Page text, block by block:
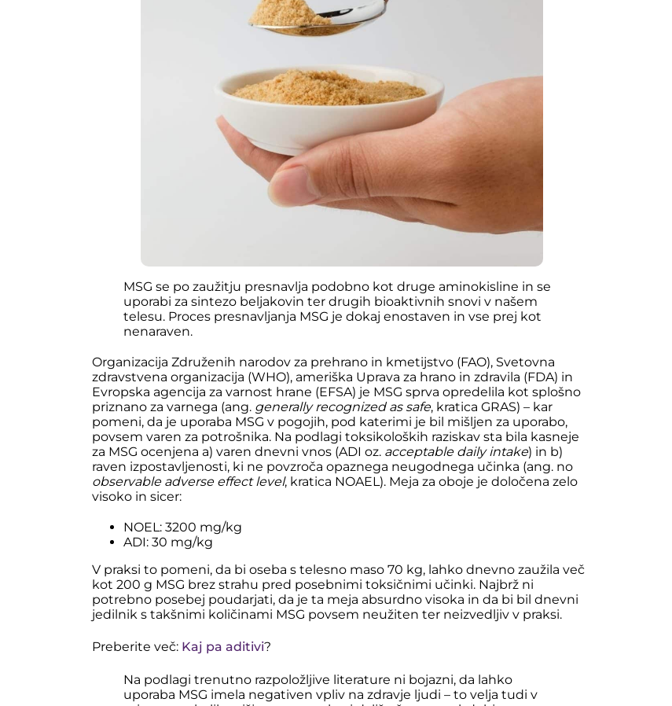
MSG se po zaužitju presnavlja podobno kot druge aminokisline in se
uporabi za sintezo beljakovin ter drugih bioaktivnih snovi v našem
telesu. Proces presnavljanja MSG je dokaj enostaven in vse prej kot
nenaraven.
Organizacija Združenih narodov za prehrano in kmetijstvo (FAO), Svetovna
zdravstvena organizacija (WHO), ameriška Uprava za hrano in zdravila (FDA) in
Evropska agencija za varnost hrane (EFSA) je MSG sprva opredelila kot splošno
priznano za varnega (ang. generally recognized as safe, kratica GRAS) – kar
pomeni, da je uporaba MSG v pogojih, pod katerimi je bil mišljen za uporabo,
povsem varen za potrošnika. Na podlagi toksikoloških raziskav sta bila kasneje
za MSG ocenjena a) varen dnevni vnos (ADI oz. acceptable daily intake) in b)
raven izpostavljenosti, ki ne povzroča opaznega neugodnega učinka (ang. no
observable adverse effect level, kratica NOAEL). Meja za oboje je določena zelo
visoko in sicer:
NOEL: 3200 mg/kg
ADI: 30 mg/kg
V praksi to pomeni, da bi oseba s telesno maso 70 kg, lahko dnevno zaužila več
kot 200 g MSG brez strahu pred posebnimi toksičnimi učinki. Najbrž ni
potrebno posebej poudarjati, da je ta meja absurdno visoka in da bi bil dnevni
jedilnik s takšnimi količinami MSG povsem neužiten ter neizvedljiv v praksi.
Preberite več: Kaj pa aditivi?
Na podlagi trenutno razpoložljive literature ni bojazni, da lahko
uporaba MSG imela negativen vpliv na zdravje ljudi – to velja tudi v